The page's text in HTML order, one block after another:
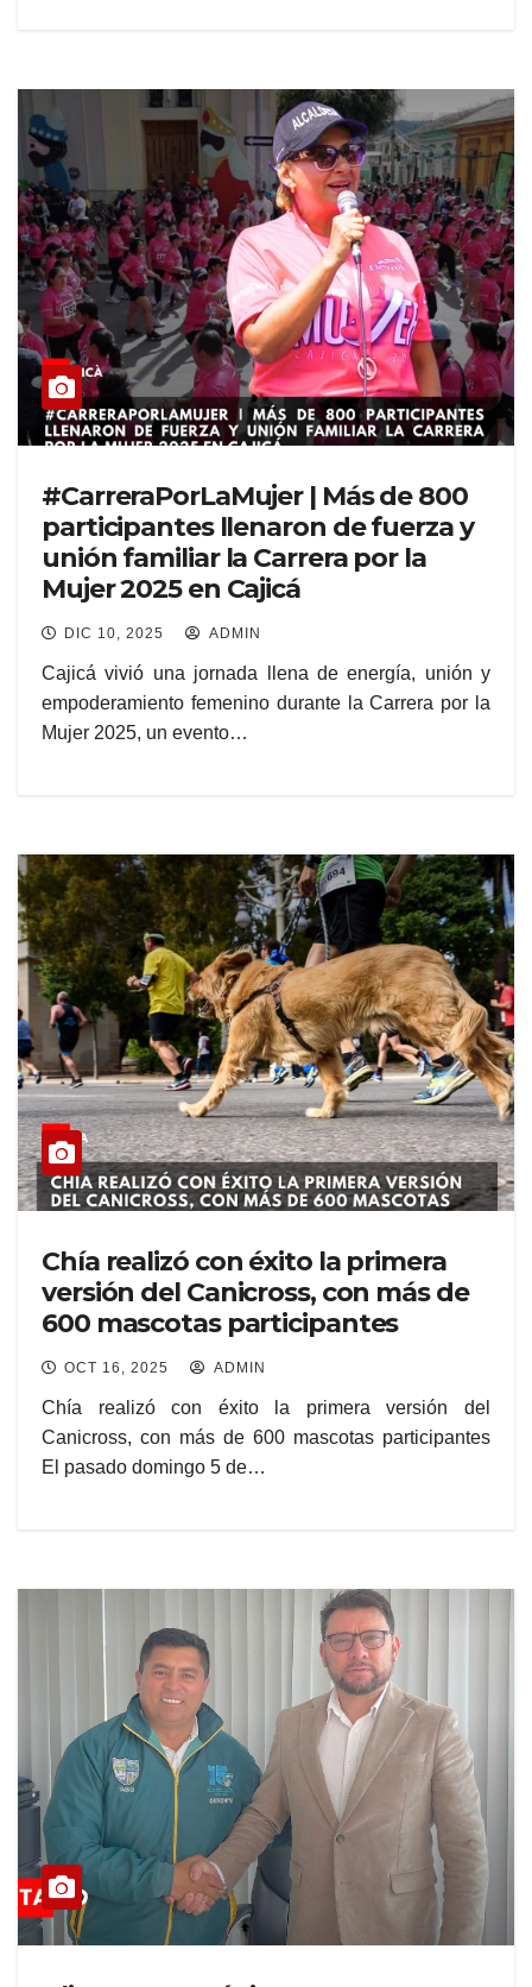
#CarreraPorLaMujer | Más de 800
participantes llenaron de fuerza y
unión familiar la Carrera por la
Mujer 2025 en Cajicá
DIC 10, 2025 ADMIN
Cajicá vivió una jornada llena de energía, unión y
empoderamiento femenino durante la Carrera por la
Mujer 2025, un evento…
Chía realizó con éxito la primera
versión del Canicross, con más de
600 mascotas participantes
OCT 16, 2025 ADMIN
Chía realizó con éxito la primera versión del
Canicross, con más de 600 mascotas participantes
El pasado domingo 5 de…